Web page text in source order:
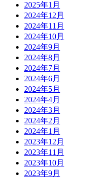
2025年1月
2024年12月
2024年11月
2024年10月
2024年9月
2024年8月
2024年7月
2024年6月
2024年5月
2024年4月
2024年3月
2024年2月
2024年1月
2023年12月
2023年11月
2023年10月
2023年9月